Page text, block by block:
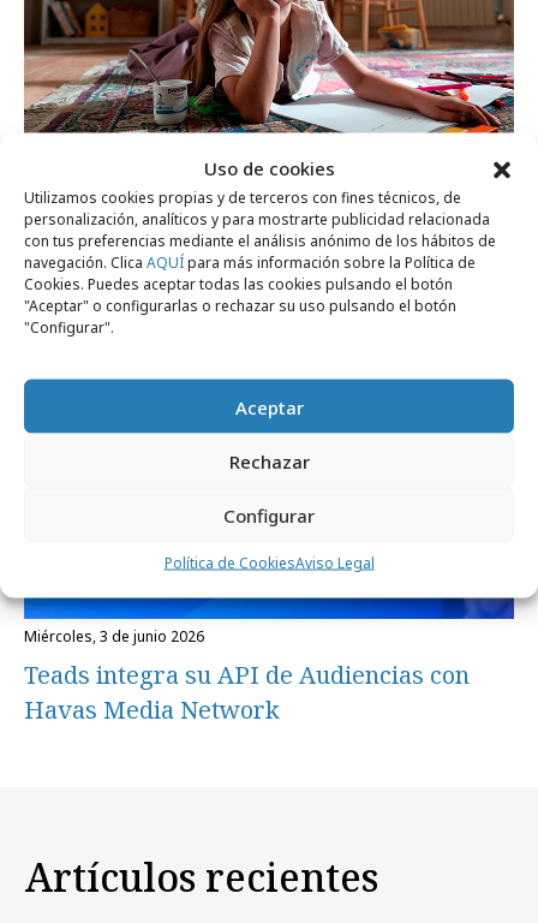
Uso de cookies
Utilizamos cookies propias y de terceros con fines técnicos, de
personalización, analíticos y para mostrarte publicidad relacionada
con tus preferencias mediante el análisis anónimo de los hábitos de
navegación. Clica AQUÍpara más información sobre la Política de
Cookies. Puedes aceptar todas las cookies pulsando el botón
"Aceptar" o configurarlas o rechazar su uso pulsando el botón
"Configurar".
Aceptar
Rechazar
Configurar
Política de CookiesAviso Legal
miércoles, 17 de junio 2026
Danone estrena campaña desde la mirada
de los niños
Empresas y Negocios
miércoles, 3 de junio 2026
Teads integra su API de Audiencias con
Havas Media Network
Artículos recientes